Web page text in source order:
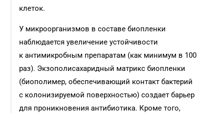
клеток.
У микроорганизмов в составе биопленки
наблюдается увеличение устойчивости
к антимикробным препаратам (как минимум в 100
раз). Экзополисахаридный матрикс биопленки
(биополимер, обеспечивающий контакт бактерий
с колонизируемой поверхностью) создает барьер
для проникновения антибиотика. Кроме того,